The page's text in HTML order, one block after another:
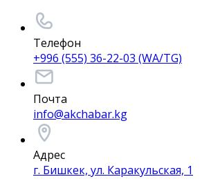
Телефон
+996 (555) 36-22-03 (WA/TG)
Почта
info@akchabar.kg
Адрес
г. Бишкек, ул. Каракульская, 1